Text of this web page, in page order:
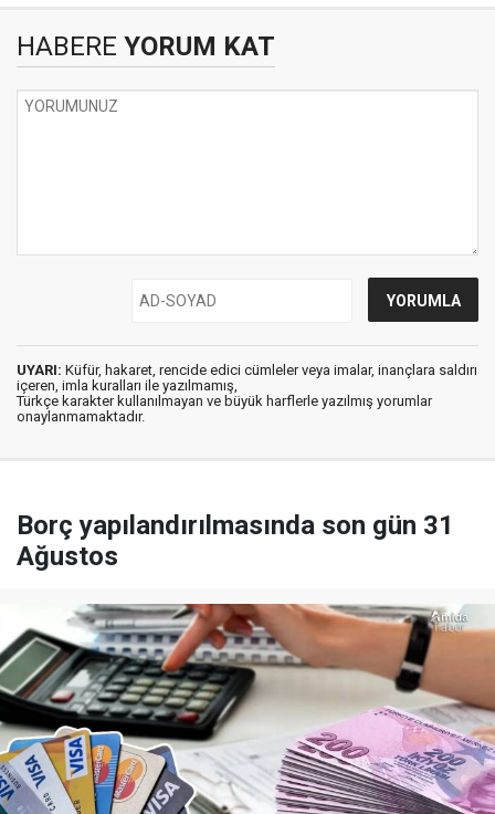
HABERE YORUM KAT
UYARI: Küfür, hakaret, rencide edici cümleler veya imalar, inançlara saldırı
içeren, imla kuralları ile yazılmamış,
Türkçe karakter kullanılmayan ve büyük harflerle yazılmış yorumlar
onaylanmamaktadır.
Borç yapılandırılmasında son gün 31
Ağustos